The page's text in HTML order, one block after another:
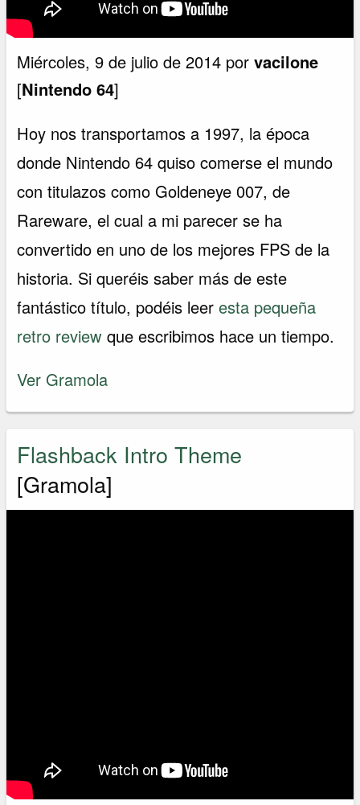
Miércoles, 9 de julio de 2014 porvacilone
[Nintendo 64]
Hoy nos transportamos a 1997, la época
donde Nintendo 64 quiso comerse el mundo
con titulazos como Goldeneye 007, de
Rareware, el cual a mi parecer se ha
convertido en uno de los mejores FPS de la
historia. Si queréis saber más de este
fantástico título, podéis leeresta pequeña
retro review que escribimos hace un tiempo.
Ver Gramola
Flashback Intro Theme
[Gramola]